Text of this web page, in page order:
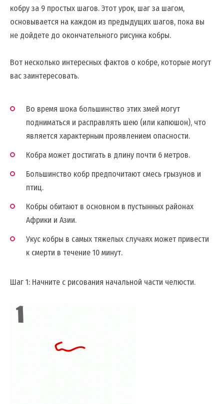
кобру за 9 простых шагов. Этот урок, шаг за шагом,
основывается на каждом из предыдущих шагов, пока вы
не дойдете до окончательного рисунка кобры.
Вот несколько интересных фактов о кобре, которые могут
вас заинтересовать.
Во время шока большинство этих змей могут
подниматься и расправлять шею (или капюшон), что
является характерным проявлением опасности.
Кобра может достигать в длину почти 6 метров.
Большинство кобр предпочитают смесь грызунов и
птиц.
Кобры обитают в основном в пустынных районах
Африки и Азии.
Укус кобры в самых тяжелых случаях может привести
к смерти в течение 10 минут.
Шаг 1: Начните с рисования начальной части челюсти.